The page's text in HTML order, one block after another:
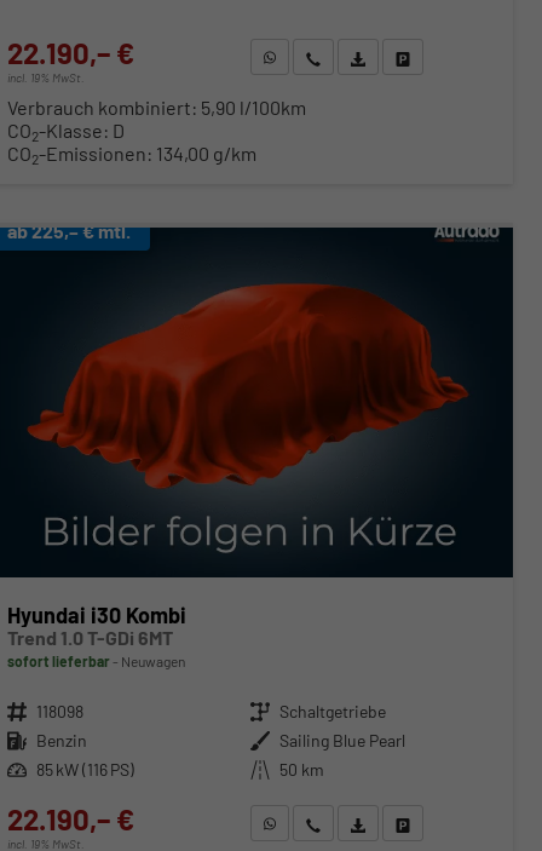
22.190,– €
incl. 19% MwSt.
WhatsApp anfragen
Wir rufen Sie anFahrzeugexposé (PDF)
Fahrzeug parken
Verbrauch kombiniert: 5,90 l/100km
CO2-Klasse: D
CO2-Emissionen: 134,00 g/km
ab 225,– € mtl.
Hyundai i30 Kombi
Trend 1.0 T-GDi 6MT
sofort lieferbar Neuwagen
Fahrzeugnr. 118098 Getriebe Schaltgetriebe
Kraftstoff Benzin Außenfarbe Sailing Blue Pearl
Leistung 85 kW (116 PS) Kilometerstand 50 km
22.190,– €
incl. 19% MwSt.
WhatsApp anfragen
Wir rufen Sie anFahrzeugexposé (PDF)
Fahrzeug parken